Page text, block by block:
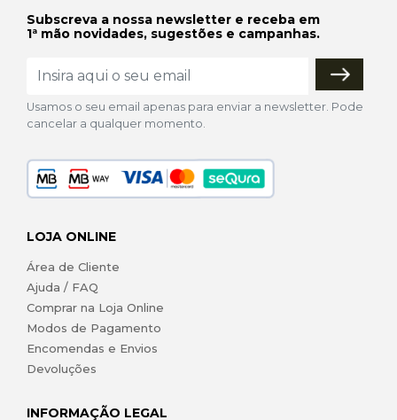
Subscreva a nossa newsletter e receba em
1ª mão novidades, sugestões e campanhas.
Usamos o seu email apenas para enviar a newsletter. Pode
cancelar a qualquer momento.
LOJA ONLINE
Área de Cliente
Ajuda / FAQ
Comprar na Loja Online
Modos de Pagamento
Encomendas e Envios
Devoluções
INFORMAÇÃO LEGAL